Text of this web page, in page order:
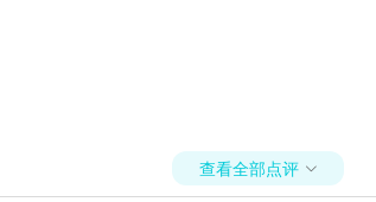
查看全部点评 